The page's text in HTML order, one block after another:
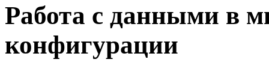
Работа с данными в
конфигурации